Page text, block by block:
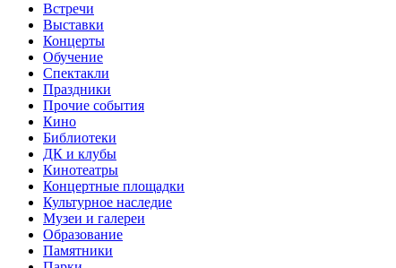
Встречи
Выставки
Концерты
Обучение
Спектакли
Праздники
Прочие события
Кино
Библиотеки
ДК и клубы
Кинотеатры
Концертные площадки
Культурное наследие
Музеи и галереи
Образование
Памятники